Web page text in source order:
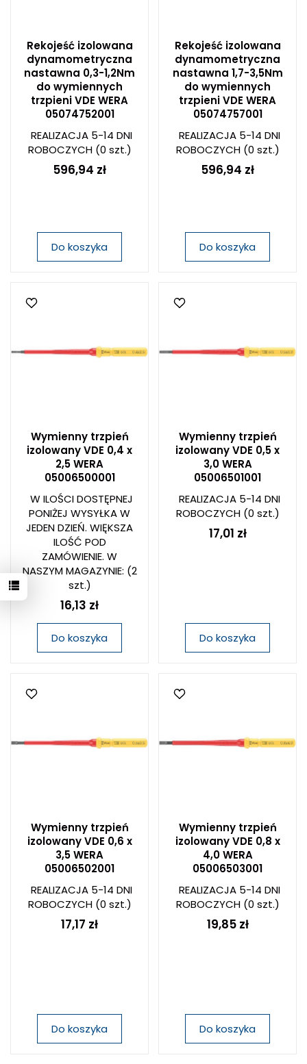
Rekojeść izolowana
dynamometryczna
nastawna 0,3-1,2Nm
do wymiennych
trzpieni VDE WERA
05074752001
REALIZACJA 5-14 DNI
ROBOCZYCH(0 szt.)
596,94 zł
Do koszyka
Rekojeść izolowana
dynamometryczna
nastawna 1,7-3,5Nm
do wymiennych
trzpieni VDE WERA
05074757001
REALIZACJA 5-14 DNI
ROBOCZYCH(0 szt.)
596,94 zł
Do koszyka
Wymienny trzpień
izolowany VDE 0,4 x
2,5 WERA
05006500001
W ILOŚCI DOSTĘPNEJ
PONIŻEJ WYSYŁKA W
JEDEN DZIEŃ. WIĘKSZA
ILOŚĆ POD
ZAMÓWIENIE. W
NASZYM MAGAZYNIE: (2
szt.)
16,13 zł
Do koszyka
Wymienny trzpień
izolowany VDE 0,5 x
3,0 WERA
05006501001
REALIZACJA 5-14 DNI
ROBOCZYCH(0 szt.)
17,01 zł
Do koszyka
Wymienny trzpień
izolowany VDE 0,6 x
3,5 WERA
05006502001
REALIZACJA 5-14 DNI
ROBOCZYCH(0 szt.)
17,17 zł
Do koszyka
Wymienny trzpień
izolowany VDE 0,8 x
4,0 WERA
05006503001
REALIZACJA 5-14 DNI
ROBOCZYCH(0 szt.)
19,85 zł
Do koszyka